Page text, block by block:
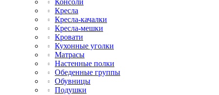
Консоли
Кресла
Кресла-качалки
Кресла-мешки
Кровати
Кухонные уголки
Матрасы
Настенные полки
Обеденные группы
Обувницы
Подушки